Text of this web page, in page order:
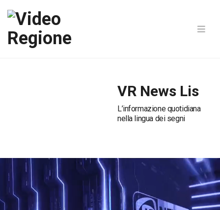
VR News Lis
L’informazione quotidiana
nella lingua dei segni